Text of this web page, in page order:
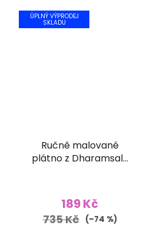
ÚPLNÝ VÝPRODEJ
SKLADU
Ručně malované
plátno z Dharamsaly
189 Kč
735 Kč (–74 %)